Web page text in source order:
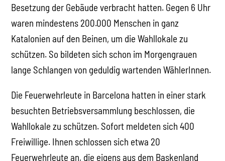
Besetzung der Gebäude verbracht hatten. Gegen 6 Uhr
waren mindestens 200.000 Menschen in ganz
Katalonien auf den Beinen, um die Wahllokale zu
schützen. So bildeten sich schon im Morgengrauen
lange Schlangen von geduldig wartenden WählerInnen.
Die Feuerwehrleute in Barcelona hatten in einer stark
besuchten Betriebsversammlung beschlossen, die
Wahllokale zu schützen. Sofort meldeten sich 400
Freiwillige. Ihnen schlossen sich etwa 20
Feuerwehrleute an, die eigens aus dem Baskenland